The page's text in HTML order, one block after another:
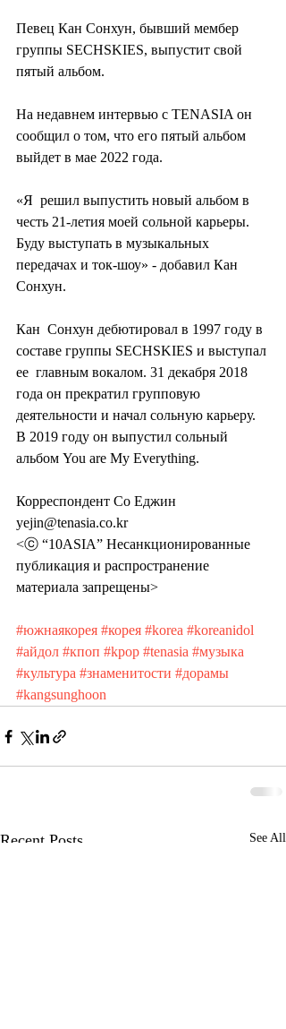
Певец Кан Сонхун, бывший мембер
группы SECHSKIES, выпустит свой
пятый альбом.
На недавнем интервью с TENASIA он
сообщил о том, что его пятый альбом
выйдет в мае 2022 года.
«Я  решил выпустить новый альбом в
честь 21-летия моей сольной карьеры.
Буду выступать в музыкальных
передачах и ток-шоу» - добавил Кан
Сонхун.
Кан  Сонхун дебютировал в 1997 году в
составе группы SECHSKIES и выступал
ее  главным вокалом. 31 декабря 2018
года он прекратил групповую
деятельности и начал сольную карьеру.
В 2019 году он выпустил сольный
альбом You are My Everything.
Корреспондент Со Еджин
yejin@tenasia.co.kr
<ⓒ “10ASIA” Несанкционированные
публикация и распространение
материала запрещены>
#южнаякорея #корея #korea #koreanidol
#айдол #кпоп #kpop #tenasia #музыка
#культура #знаменитости #дорамы
#kangsunghoon
Recent Posts See All